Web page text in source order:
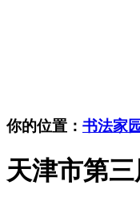
你的位置： 书法家园
天津市第